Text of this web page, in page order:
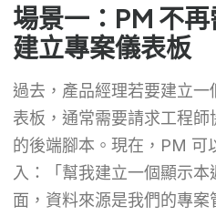
場景一：PM 不
建立專案儀表板
過去，產品經理若要建立
表板，通常需要請求工程
的後端腳本。現在，PM 可
入：「幫我建立一個顯示
面，資料來源是我們的專